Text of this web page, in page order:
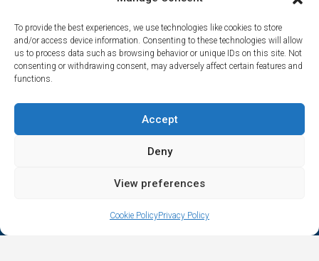
To provide the best experiences, we use technologies like cookies to store
and/or access device information. Consenting to these technologies will allow
us to process data such as browsing behavior or unique IDs on this site. Not
consenting or withdrawing consent, may adversely affect certain features and
functions.
Accept
Deny
View preferences
Cookie PolicyPrivacy Policy
spitha.evaggelia@gmail.com